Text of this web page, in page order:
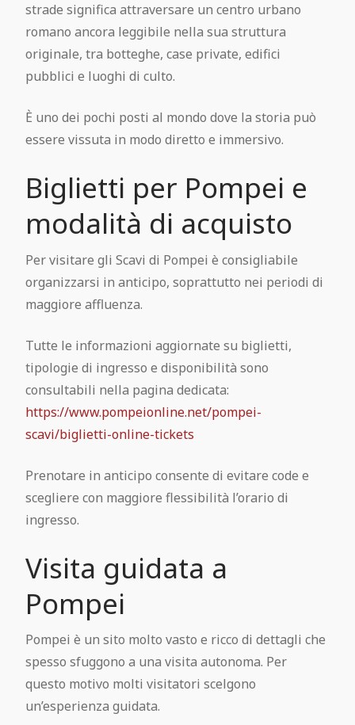
strade significa attraversare un centro urbano
romano ancora leggibile nella sua struttura
originale, tra botteghe, case private, edifici
pubblici e luoghi di culto.
È uno dei pochi posti al mondo dove la storia può
essere vissuta in modo diretto e immersivo.
Biglietti per Pompei e
modalità di acquisto
Per visitare gli Scavi di Pompei è consigliabile
organizzarsi in anticipo, soprattutto nei periodi di
maggiore affluenza.
Tutte le informazioni aggiornate su biglietti,
tipologie di ingresso e disponibilità sono
consultabili nella pagina dedicata:
https://www.pompeionline.net/pompei-
scavi/biglietti-online-tickets
Prenotare in anticipo consente di evitare code e
scegliere con maggiore flessibilità l’orario di
ingresso.
Visita guidata a
Pompei
Pompei è un sito molto vasto e ricco di dettagli che
spesso sfuggono a una visita autonoma. Per
questo motivo molti visitatori scelgono
un’esperienza guidata.
Pompeii Situs Latine scriptus
Esposizione permanente dei calchi di
Guida ufficiale di Pompei